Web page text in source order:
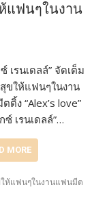
แฟนๆในงาน
เรนเดลล์” จัดเต็ม
ขให้แฟนๆในงาน
ติ้ง “Alex’s love”
ซ์ เรนเดลล์”…
MORE
ให้แฟนๆในงานแฟนมีต